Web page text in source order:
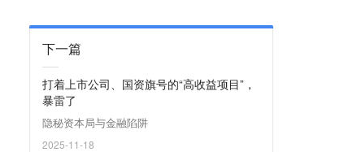
下一篇
打着上市公司、国资旗号的“高收益项目”，
暴雷了
隐秘资本局与金融陷阱
2025-11-18